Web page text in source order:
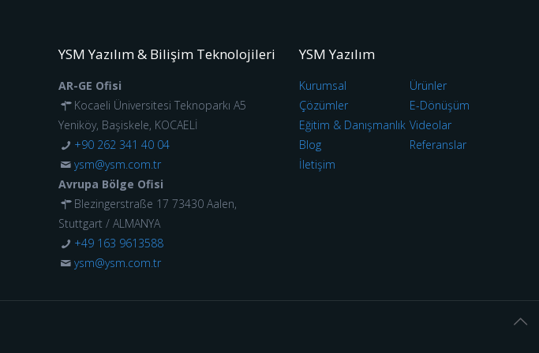
YSM Yazılım & Bilişim Teknolojileri
AR-GE Ofisi
Kocaeli Üniversitesi Teknoparkı A5
Yeniköy, Başiskele, KOCAELİ
+90 262 341 40 04
ysm@ysm.com.tr
Avrupa Bölge Ofisi
Blezingerstraße 17 73430 Aalen,
Stuttgart / ALMANYA
+49 163 9613588
ysm@ysm.com.tr
YSM Yazılım
Kurumsal
Ürünler
Çözümler
E-Dönüşüm
Eğitim & Danışmanlık Videolar
Blog
Referanslar
İletişim